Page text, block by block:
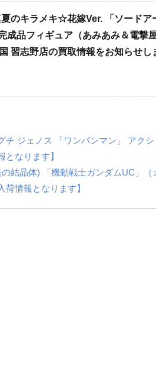
のキラメキ☆花嫁Ver. ​「ソードア
成品フィギュア（あみあみ＆電撃
習志野店の買取情報をお知らせし
ジェノス 「ワンパンマン」 アク
なります】
結晶体) 「機動戦士ガンダムUC」（
情報となります】